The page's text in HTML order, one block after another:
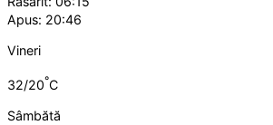
Apus: 20:46
Vineri
32/20°C
Sâmbătă